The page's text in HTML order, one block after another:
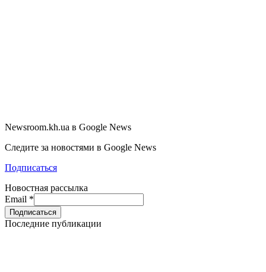
Newsroom.kh.ua в Google News
Следите за новостями в Google News
Подписаться
Новостная рассылка
Email *
Последние публикации